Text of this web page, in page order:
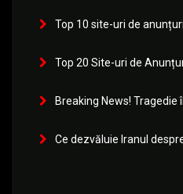
Top 10 site-uri de
Top 20 Site-uri de
Breaking News! Tragedie
Ce dezvăluie Iranul